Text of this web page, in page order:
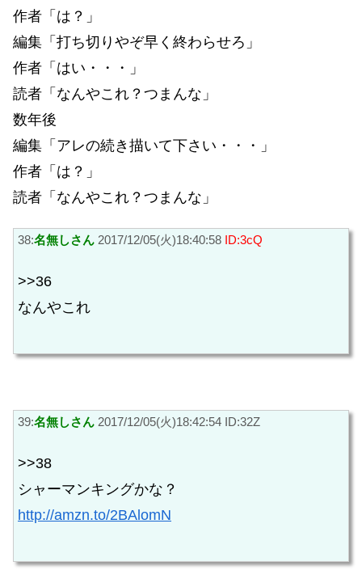
作者「は？」
編集「打ち切りやぞ早く終わらせろ」
作者「はい・・・」
読者「なんやこれ？つまんな」
数年後
編集「アレの続き描いて下さい・・・」
作者「は？」
読者「なんやこれ？つまんな」
38:名無しさん 2017/12/05(火)18:40:58 ID:3cQ
>>36
なんやこれ
39:名無しさん 2017/12/05(火)18:42:54 ID:32Z
>>38
シャーマンキングかな？
http://amzn.to/2BAlomN